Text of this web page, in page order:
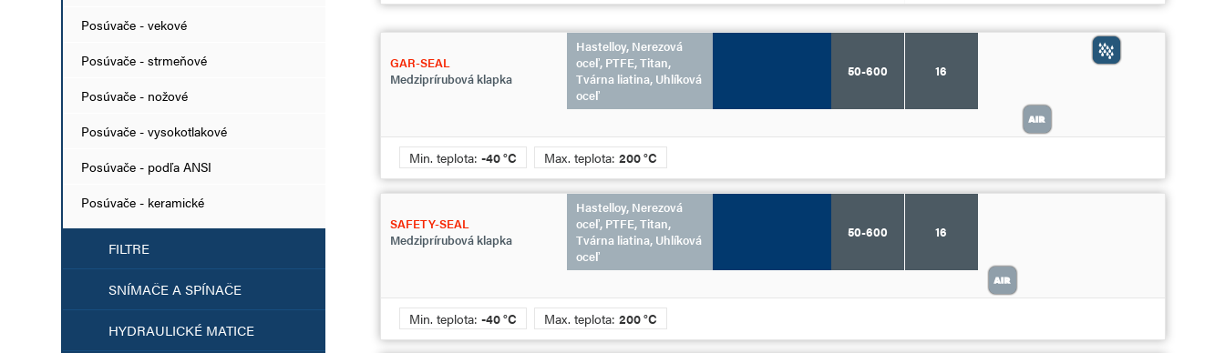
Posúvače - vekové
Posúvače - strmeňové
Posúvače - nožové
Posúvače - vysokotlakové
Posúvače - podľa ANSI
Posúvače - keramické
FILTRE
SNÍMAČE A SPÍNAČE
HYDRAULICKÉ MATICE
GAR-SEAL
Medziprírubová klapka
Hastelloy, Nerezová
oceľ, PTFE, Titan,
Tvárna liatina, Uhlíková
oceľ
50-600 16
Min. teplota:-40 °C Max. teplota:200 °C
SAFETY-SEAL
Medziprírubová klapka
Hastelloy, Nerezová
oceľ, PTFE, Titan,
Tvárna liatina, Uhlíková
oceľ
50-600 16
Min. teplota:-40 °C Max. teplota:200 °C